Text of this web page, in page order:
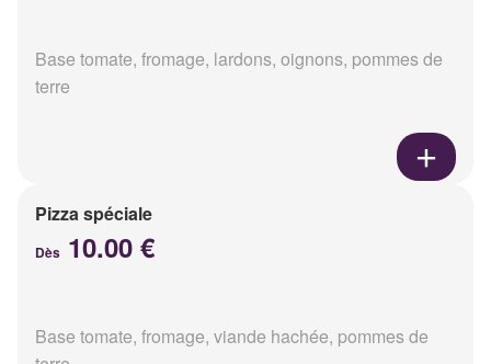
Base tomate, fromage, lardons, oignons, pommes de
terre
Pizza spéciale
Dès 10.00 €
Base tomate, fromage, viande hachée, pommes de